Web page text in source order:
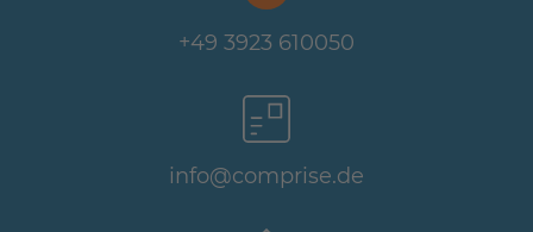
+49 3923 610050
info@comprise.de